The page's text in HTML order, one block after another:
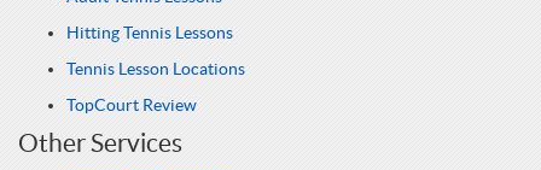
Hitting Tennis Lessons
Tennis Lesson Locations
TopCourt Review
Other Services